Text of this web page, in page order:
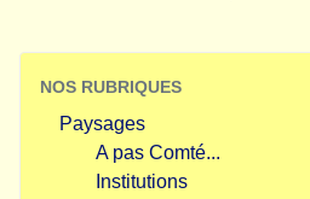
NOS RUBRIQUES
Paysages
A pas Comté...
Institutions